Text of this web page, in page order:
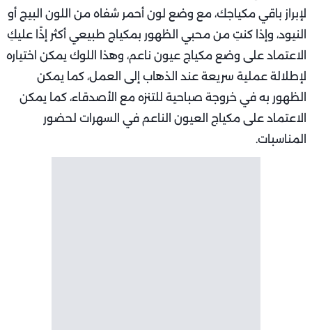
لإبراز باقي مكياجك، مع وضع لون أحمر شفاه من اللون البيج أو
النيود، وإذا كنتِ من محبي الظهور بمكياج طبيعي أكثر إذًا عليكِ
الاعتماد على وضع مكياج عيون ناعم، وهذا اللوك يمكن اختياره
لإطلالة عملية سريعة عند الذهاب إلى العمل، كما يمكن
الظهور به في خروجة صباحية للتنزه مع الأصدقاء، كما يمكن
الاعتماد على مكياج العيون الناعم في السهرات لحضور
المناسبات.